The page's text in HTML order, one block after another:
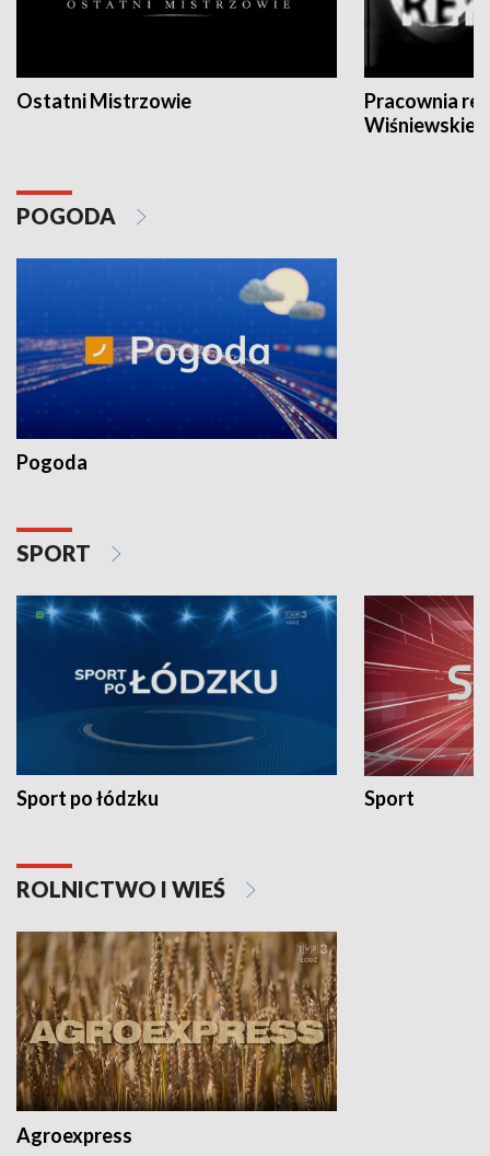
Ostatni Mistrzowie
Pracownia
POGODA
Pogoda
SPORT
Sport po łódzku Sport
ROLNICTWO I WIEŚ
Agroexpress